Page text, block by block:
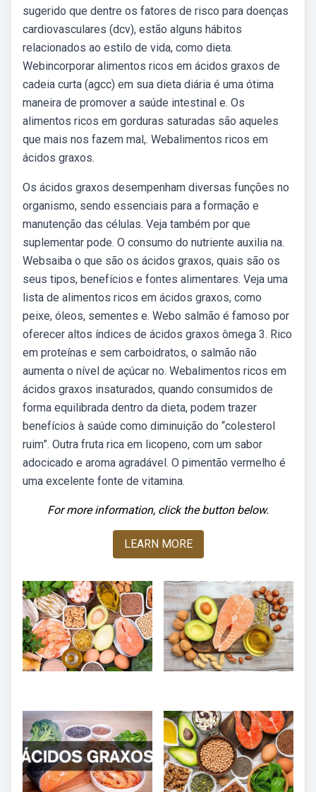
sugerido que dentre os fatores de risco para doenças
cardiovasculares (dcv), estão alguns hábitos
relacionados ao estilo de vida, como dieta.
Webincorporar alimentos ricos em ácidos graxos de
cadeia curta (agcc) em sua dieta diária é uma ótima
maneira de promover a saúde intestinal e. Os
alimentos ricos em gorduras saturadas são aqueles
que mais nos fazem mal,. Webalimentos ricos em
ácidos graxos.
Os ácidos graxos desempenham diversas funções no
organismo, sendo essenciais para a formação e
manutenção das células. Veja também por que
suplementar pode. O consumo do nutriente auxilia na.
Websaiba o que são os ácidos graxos, quais são os
seus tipos, benefícios e fontes alimentares. Veja uma
lista de alimentos ricos em ácidos graxos, como
peixe, óleos, sementes e. Webo salmão é famoso por
oferecer altos índices de ácidos graxos ômega 3. Rico
em proteínas e sem carboidratos, o salmão não
aumenta o nível de açúcar no. Webalimentos ricos em
ácidos graxos insaturados, quando consumidos de
forma equilibrada dentro da dieta, podem trazer
benefícios à saúde como diminuição do “colesterol
ruim”. Outra fruta rica em licopeno, com um sabor
adocicado e aroma agradável. O pimentão vermelho é
uma excelente fonte de vitamina.
For more information, click the button below.
LEARN MORE